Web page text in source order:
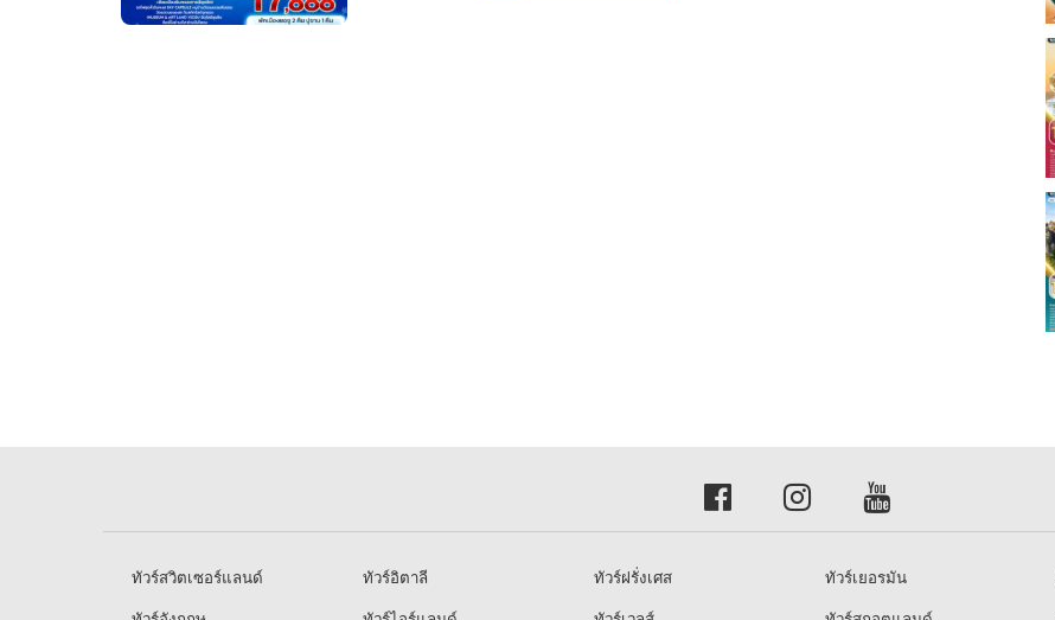
ทัวร์สวิตเซอร์แลนด์ ทัวร์อิตาลี ทัวร์ฝรั่งเศส ทัวร์เยอรมัน